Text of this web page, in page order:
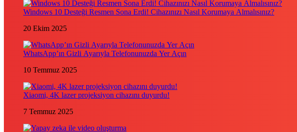
Windows 10 Desteği Resmen Sona Erdi! Cihazınızı Nasıl Korumaya Almalısınız?
20 Ekim 2025
WhatsApp’ın Gizli Ayarıyla Telefonunuzda Yer Açın
10 Temmuz 2025
Xiaomi, 4K lazer projeksiyon cihazını duyurdu!
7 Temmuz 2025